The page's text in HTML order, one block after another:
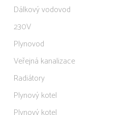
Dálkový vodovod
230V
Plynovod
Veřejná kanalizace
Radiátory
Plynový kotel